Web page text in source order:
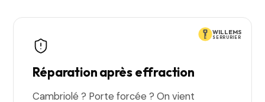
WILLEMS
SERRURIER
Réparation après effraction
Cambriolé ? Porte forcée ? On vient